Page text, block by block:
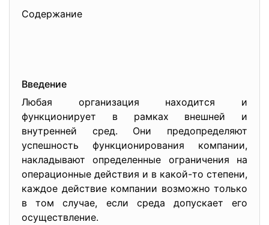
Содержание
Введение
Любая организация находится и
функционирует в рамках внешней и
внутренней сред. Они предопределяют
успешность функционирования компании,
накладывают определенные ограничения на
операционные действия и в какой-то степени,
каждое действие компании возможно только
в том случае, если среда допускает его
осуществление.